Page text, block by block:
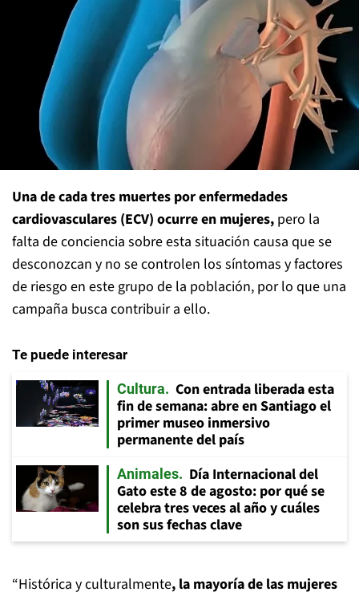
Una de cada tres muertes por enfermedades
cardiovasculares (ECV) ocurre en mujeres, pero la
falta de conciencia sobre esta situación causa que se
desconozcan y no se controlen los síntomas y factores
de riesgo en este grupo de la población, por lo que una
campaña busca contribuir a ello.
Te puede interesar
Cultura
Con entrada liberada esta
fin de semana: abre en Santiago el
primer museo inmersivo
permanente del país
Animales
Día Internacional del
Gato este 8 de agosto: por qué se
celebra tres veces al año y cuáles
son sus fechas clave
“Histórica y culturalmente, la mayoría de las mujeres